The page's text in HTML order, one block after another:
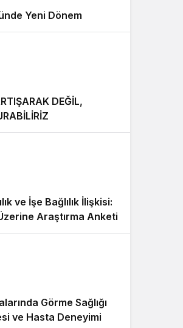
Yeni Dönem
DEĞİL,
ve İşe Bağlılık İlişkisi:
Araştırma Anketi
Görme Sağlığı
ve Hasta Deneyimi